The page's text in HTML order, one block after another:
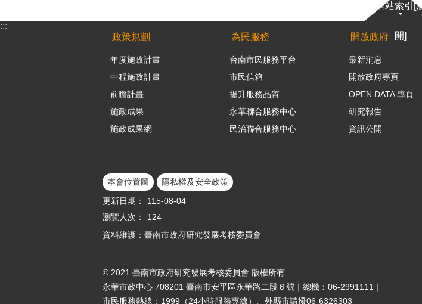
網站索引[展
開]
:::
政策規劃
年度施政計畫
中程施政計畫
前瞻計畫
施政成果
施政成果網
為民服務
台南市民服務平台
市民信箱
提升服務品質
永華聯合服務中心
民治聯合服務中心
開放政府
最新消息
開放政府專頁
OPEN DATA 專頁
研究報告
資訊公開
本會位置圖
隱私權及安全政策
更新日期：
115-08-04
瀏覽人次：
124
資料維護：臺南市政府研究發展考核委員會
© 2021 臺南市政府研究發展考核委員會 版權所有
永華市政中心 708201 臺南市安平區永華路二段６號｜總機︰06-2991111｜
市民服務熱線：1999（24小時服務專線）、外縣市請撥06-6326303